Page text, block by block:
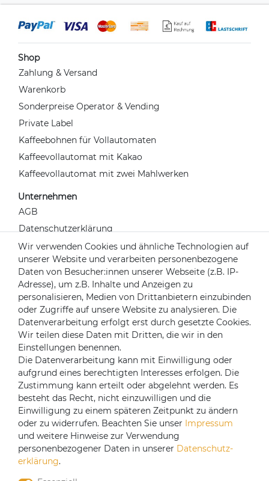
Shop
Zahlung & Versand
Warenkorb
Sonderpreise Operator & Vending
Private Label
Kaffeebohnen für Vollautomaten
Kaffeevollautomat mit Kakao
Kaffeevollautomat mit zwei Mahlwerken
Unternehmen
AGB
Datenschutzerklärung
Widerrufsrecht
Impressum
Kontakt
Über uns
Mein Konto
Login
Registrieren
Versandpartner
Wir verwenden Cookies und ähnliche Technologien auf
unserer Website und verarbeiten personenbezogene
Daten von Besucher:innen unserer Webseite (z.B. IP-
Adresse), um z.B. Inhalte und Anzeigen zu
personalisieren, Medien von Drittanbietern einzubinden
oder Zugriffe auf unsere Website zu analysieren. Die
Datenverarbeitung erfolgt erst durch gesetzte Cookies.
Wir teilen diese Daten mit Dritten, die wir in den
Einstellungen benennen.
Die Datenverarbeitung kann mit Einwilligung oder
aufgrund eines berechtigten Interesses erfolgen. Die
Zustimmung kann erteilt oder abgelehnt werden. Es
besteht das Recht, nicht einzuwilligen und die
Einwilligung zu einem späteren Zeitpunkt zu ändern
oder zu widerrufen. Beachten Sie unser Impressum
und weitere Hinweise zur Verwendung
personenbezogener Daten in unserer Daten­schutz­
erklärung.